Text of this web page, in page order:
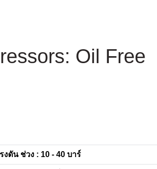
Oil Free
งดัน ช่วง : 10 - 40 บาร์